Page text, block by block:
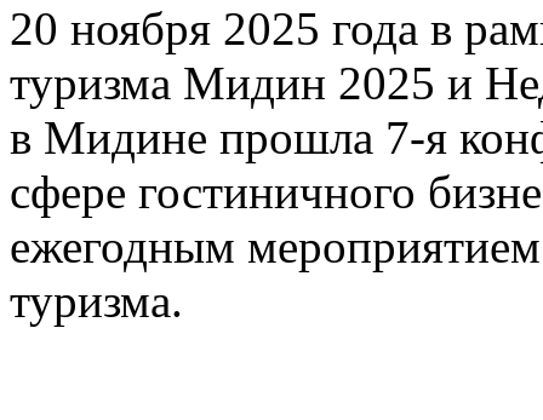
20 ноября 2025 года в
туризма Мидин 2025 и
в Мидине прошла 7-я
сфере гостиничного
ежегодным
туризма.